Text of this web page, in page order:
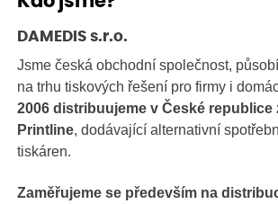
DAMEDIS s.r.o.
Jsme česká obchodní společnost,
na trhu tiskových řešení pro firmy i
2006 distribuujeme v České republice
Printline, dodávající alternativní
tiskáren.
Zaměřujeme se především na